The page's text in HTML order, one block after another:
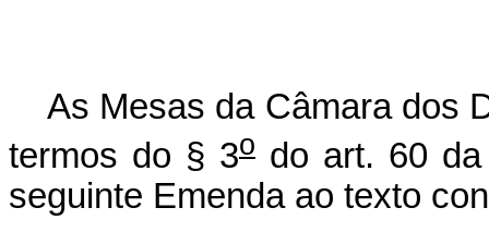
As Mesas da Câmara dos
termos do § 3o do art. 60
seguinte Emenda ao texto